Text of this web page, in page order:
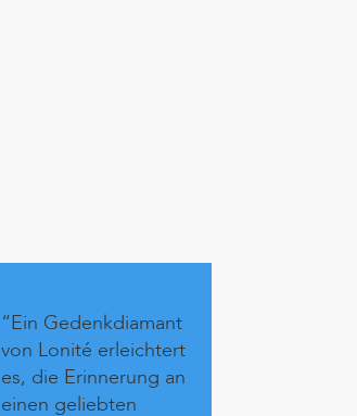
“Ein Gedenkdiamant
von Lonité erleichtert
es, die Erinnerung an
einen geliebten